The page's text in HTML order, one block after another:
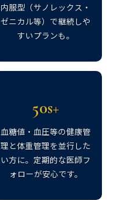
内服型（サノレックス・
ゼニカル等）で継続しや
すいプランも。
50s+
血糖値・血圧等の健康管
理と体重管理を並行した
い方に。定期的な医師フ
ォローが安心です。